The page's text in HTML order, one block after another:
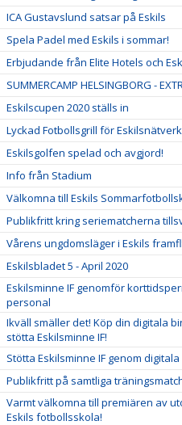
ICA Gustavslund satsar på Eskils
Spela Padel med Eskils i sommar!
Erbjudande från Elite Hotels och
SUMMERCAMP HELSINGBORG -
Eskilscupen 2020 ställs in
Lyckad Fotbollsgrill för
Eskilsgolfen spelad och avgjord!
Info från Stadium
Välkomna till Eskils
Publikfritt kring seriematcherna
Vårens ungdomsläger i Eskils
Eskilsbladet 5 - April 2020
Eskilsminne IF genomför
personal
Ikväll smäller det! Köp din digitala
stötta Eskilsminne IF!
Stötta Eskilsminne IF genom
Publikfritt på samtliga
Varmt välkomna till premiären av
Eskils fotbollsskola!